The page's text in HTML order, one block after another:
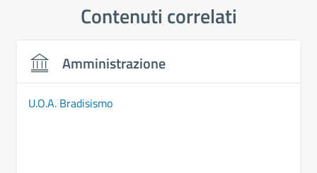
Contenuti correlati
Amministrazione
U.O.A. Bradisismo